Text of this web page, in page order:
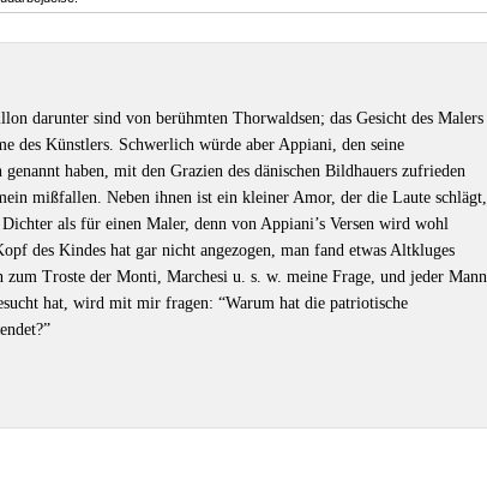
darunter sind von berühmten Thorwaldsen; das Gesicht des Malers
des Künstlers. Schwerlich würde aber Appiani, den seine
haben, mit den Grazien des dänischen Bildhauers zufrieden
mißfallen. Neben ihnen ist ein kleiner Amor, der die Laute schlägt,
als für einen Maler, denn von Appiani’s Versen wird wohl
des Kindes hat gar nicht angezogen, man fand etwas Altkluges
Troste der Monti, Marchesi u. s. w. meine Frage, und jeder Mann
hat, wird mit mir fragen: “Warum hat die patriotische